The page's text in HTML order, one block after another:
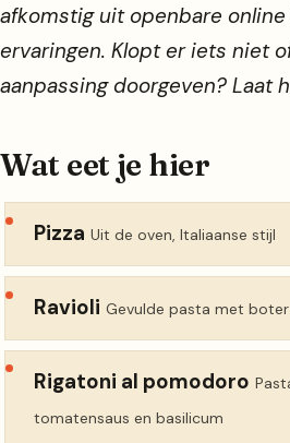
afkomstig uit openbare
ervaringen. Klopt er iets niet
aanpassing doorgeven? Laat
Wat eet je hier
Pizza Uit de oven, Italiaanse stijl
Ravioli Gevulde pasta met boter
Rigatoni al pomodoro
tomatensaus en basilicum